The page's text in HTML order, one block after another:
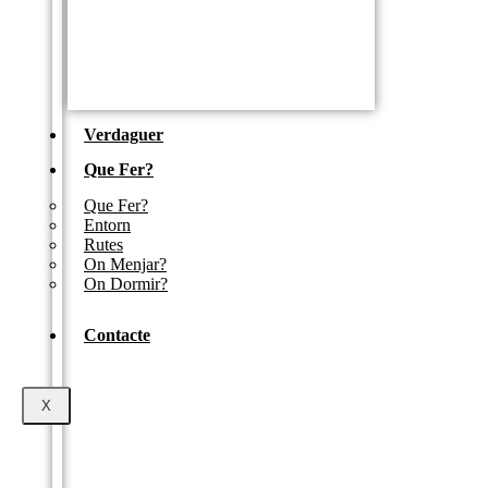
Verdaguer
Que Fer?
Que Fer?
Entorn
Rutes
On Menjar?
On Dormir?
Contacte
X